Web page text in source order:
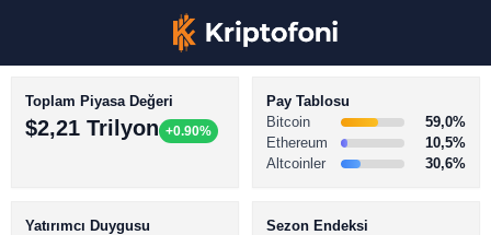
BİTCOİN HABERLERİ
Toplam Piyasa Değeri
$2,21 Trilyon +0.90%
Pay Tablosu
Bitcoin
59,0%
Ethereum
10,5%
Altcoinler
30,6%
Yatırımcı Duygusu
Sezon Endeksi